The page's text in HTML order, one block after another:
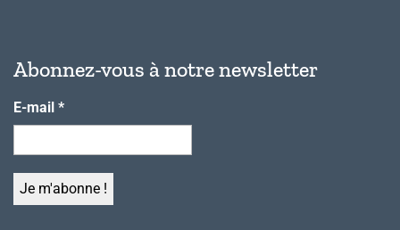
Abonnez-vous à notre newsletter
E-mail *